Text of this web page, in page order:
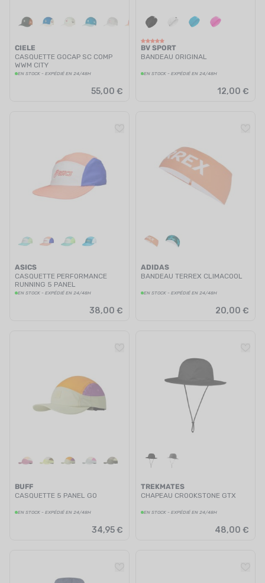
CIELE
CASQUETTE GOCAP SC COMP
WWM CITY
EN STOCK - EXPÉDIÉ EN 24/48H
55,00 €
BV SPORT
BANDEAU ORIGINAL
EN STOCK - EXPÉDIÉ EN 24/48H
12,00 €
ASICS
CASQUETTE PERFORMANCE
RUNNING 5 PANEL
EN STOCK - EXPÉDIÉ EN 24/48H
38,00 €
ADIDAS
BANDEAU TERREX CLIMACOOL
EN STOCK - EXPÉDIÉ EN 24/48H
20,00 €
BUFF
CASQUETTE 5 PANEL GO
EN STOCK - EXPÉDIÉ EN 24/48H
34,95 €
TREKMATES
CHAPEAU CROOKSTONE GTX
EN STOCK - EXPÉDIÉ EN 24/48H
48,00 €